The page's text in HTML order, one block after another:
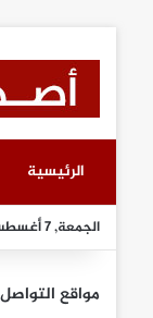
الرئيسية
الجمعة, 7 أغسطس 2026
مواقع